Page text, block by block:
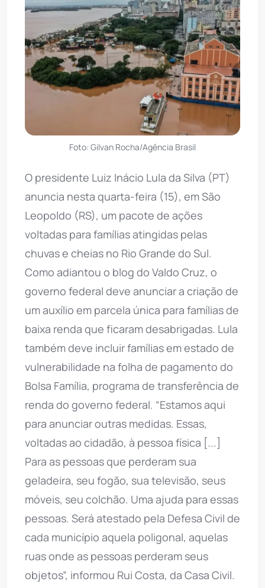
Foto: Gilvan Rocha/Agência Brasil
O presidente Luiz Inácio Lula da Silva (PT)
anuncia nesta quarta-feira (15), em São
Leopoldo (RS), um pacote de ações
voltadas para famílias atingidas pelas
chuvas e cheias no Rio Grande do Sul.
Como adiantou o blog do Valdo Cruz, o
governo federal deve anunciar a criação de
um auxílio em parcela única para famílias de
baixa renda que ficaram desabrigadas. Lula
também deve incluir famílias em estado de
vulnerabilidade na folha de pagamento do
Bolsa Família, programa de transferência de
renda do governo federal. “Estamos aqui
para anunciar outras medidas. Essas,
voltadas ao cidadão, à pessoa física [...]
Para as pessoas que perderam sua
geladeira, seu fogão, sua televisão, seus
móveis, seu colchão. Uma ajuda para essas
pessoas. Será atestado pela Defesa Civil de
cada município aquela poligonal, aquelas
ruas onde as pessoas perderam seus
objetos”, informou Rui Costa, da Casa Civil.